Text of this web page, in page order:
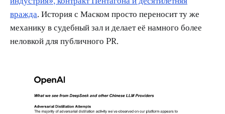
вражда. История с Маском просто переносит ту же
механику в судебный зал и делает её намного более
неловкой для публичного PR.